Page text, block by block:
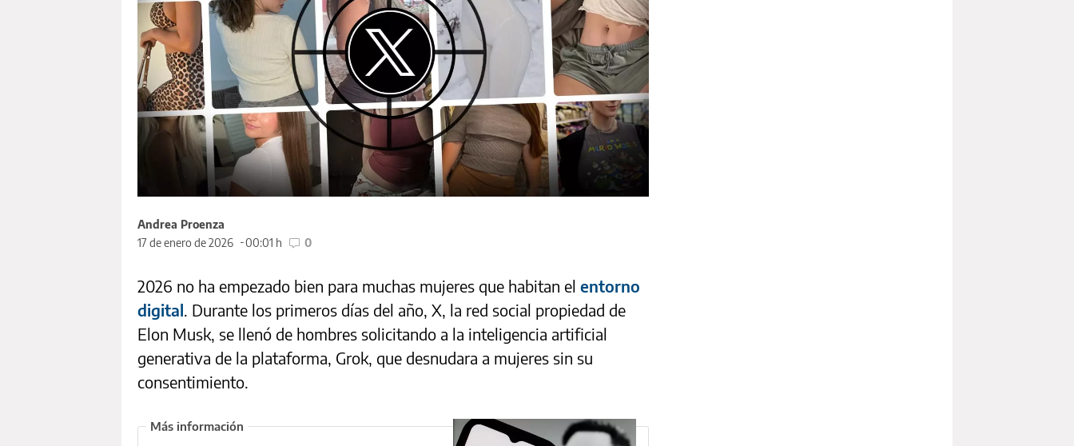
Andrea Proenza
17 de enero de 2026
00:01 h 0
2026 no ha empezado bien para muchas mujeres que habitan el entorno
digital. Durante los primeros días del año, X, la red social propiedad de
Elon Musk, se llenó de hombres solicitando a la inteligencia artificial
generativa de la plataforma, Grok, que desnudara a mujeres sin su
consentimiento.